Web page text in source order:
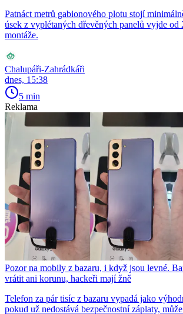
Patnáct metrů gabionového plotu stojí
úsek z vyplétaných dřevěných panelů vyjde od
montáže.
Chalupáři-Zahrádkáři
dnes, 15:38
5 min
Reklama
Pozor na mobily z bazaru, i když jsou levné.
vrátit ani korunu, hackeři mají žně
Telefon za pár tisíc z bazaru vypadá jako
pokud už nedostává bezpečnostní záplaty,